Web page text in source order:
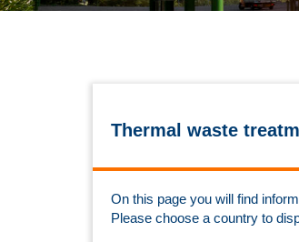
Thermal waste
On this page you will find
Please choose a country to